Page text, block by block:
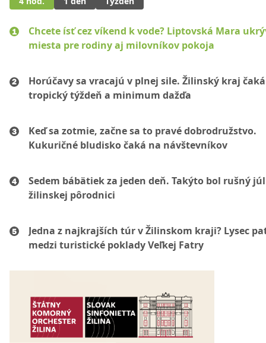
Chcete ísť cez víkend k vode? Liptovská Mara
miesta pre rodiny aj milovníkov pokoja
Horúčavy sa vracajú v plnej sile. Žilinský kraj čaká
tropický týždeň a minimum dažďa
Keď sa zotmie, začne sa to pravé dobrodružstvo.
Kukuričné bludisko čaká na návštevníkov
Sedem bábätiek za jeden deň. Takýto bol rušný
žilinskej pôrodnici
Jedna z najkrajších túr v Žilinskom kraji? Lysec
medzi turistické poklady Veľkej Fatry